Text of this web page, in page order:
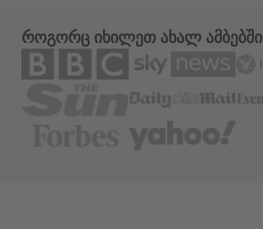
როგორც იხილეთ ახალ ამბებში